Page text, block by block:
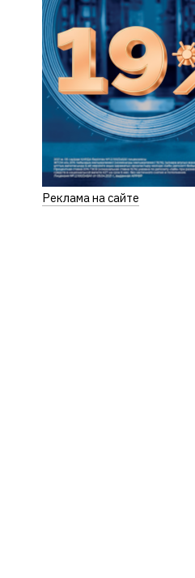
Реклама на сайте